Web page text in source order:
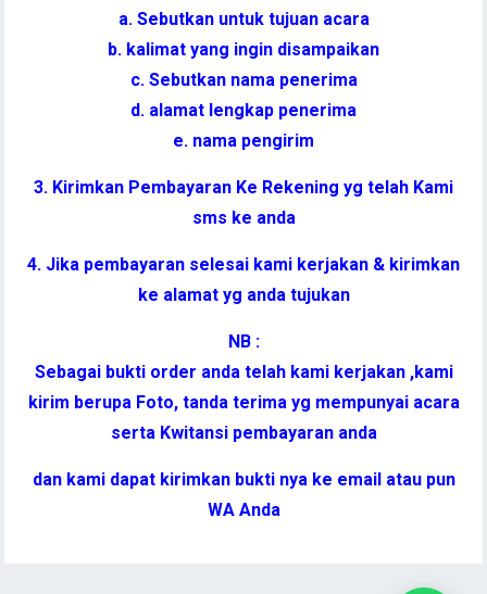
a. Sebutkan untuk tujuan acara
b. kalimat yang ingin disampaikan
c. Sebutkan nama penerima
d. alamat lengkap penerima
e. nama pengirim
3. Kirimkan Pembayaran Ke Rekening yg telah Kami
sms ke anda
4. Jika pembayaran selesai kami kerjakan & kirimkan
ke alamat yg anda tujukan
NB :
Sebagai bukti order anda telah kami kerjakan ,kami
kirim berupa Foto, tanda terima yg mempunyai acara
serta Kwitansi pembayaran anda
dan kami dapat kirimkan bukti nya ke email atau pun
WA Anda